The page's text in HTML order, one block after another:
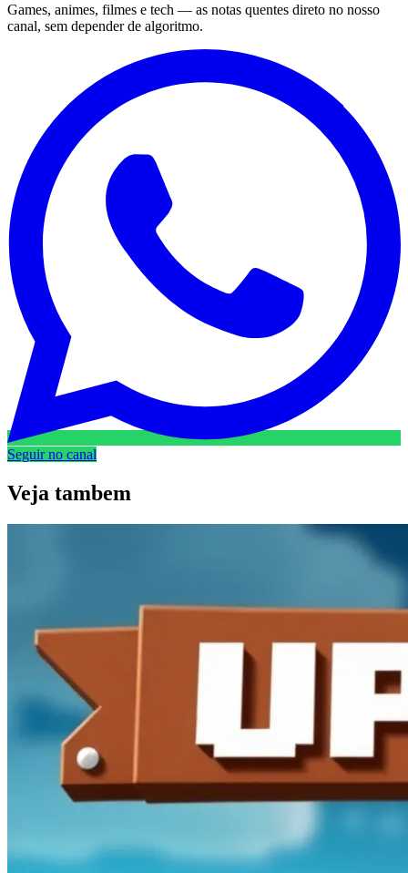
Games, animes, filmes e tech — as notas quentes direto no nosso
canal, sem depender de algoritmo.
Seguir no canal
Veja tambem